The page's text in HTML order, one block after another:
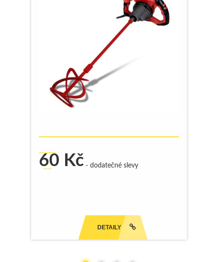
60 Kč - dodatečné slevy
DETAILY